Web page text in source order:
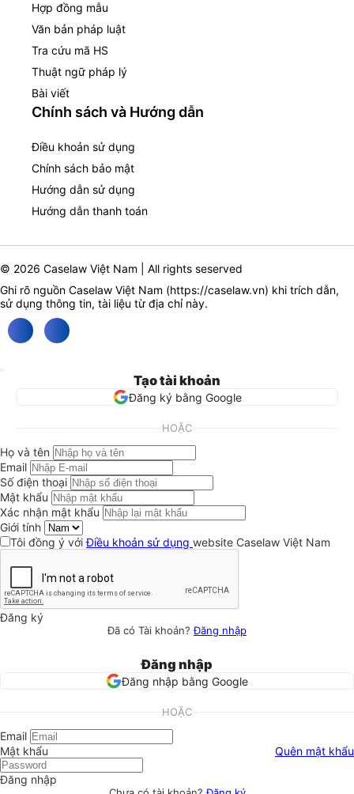
Hợp đồng mẫu
Văn bản pháp luật
Tra cứu mã HS
Thuật ngữ pháp lý
Bài viết
Chính sách và Hướng dẫn
Điều khoản sử dụng
Chính sách bảo mật
Hướng dẫn sử dụng
Hướng dẫn thanh toán
© 2026 Caselaw Việt Nam | All rights seserved
Ghi rõ nguồn Caselaw Việt Nam (https://caselaw.vn) khi trích dẫn,
sử dụng thông tin, tài liệu từ địa chỉ này.
Tạo tài khoản
Đăng ký bằng Google
HOẶC
Họ và tên
Email
Số điện thoại
Mật khẩu
Xác nhận mật khẩu
Giới tính
Tôi đồng ý vớiĐiều khoản sử dụng website Caselaw Việt Nam
Đăng ký
Đã có Tài khoản?Đăng nhập
Đăng nhập
Đăng nhập bằng Google
HOẶC
Email
Mật khẩu
Quên mật khẩu
Đăng nhập